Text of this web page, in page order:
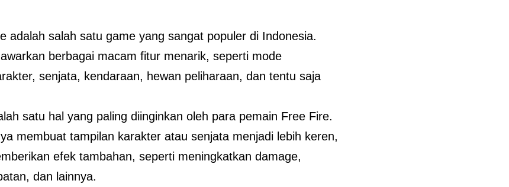
adalah salah satu game yang sangat populer di Indonesia.
berbagai macam fitur menarik, seperti mode
senjata, kendaraan, hewan peliharaan, dan tentu saja
satu hal yang paling diinginkan oleh para pemain Free Fire.
membuat tampilan karakter atau senjata menjadi lebih keren,
efek tambahan, seperti meningkatkan damage,
dan lainnya.